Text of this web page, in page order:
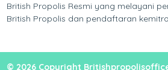
British Propolis Resmi yang melayani
British Propolis dan pendaftaran
© 2026 Copyright